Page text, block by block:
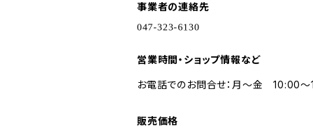
事業者の連絡先
営業時間・ショップ情報など
お電話でのお問合せ：月～金 10:00
販売価格